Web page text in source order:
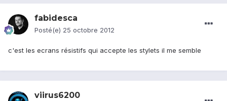
fabidesca
Posté(e) 25 octobre 2012
c'est les ecrans résistifs qui accepte les stylets il me semble
viirus6200